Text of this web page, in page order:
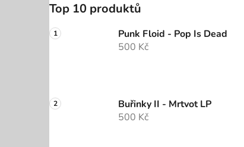
Top 10 produktů
Punk Floid - Pop Is Dead
500 Kč
Buřinky II - Mrtvot LP
500 Kč